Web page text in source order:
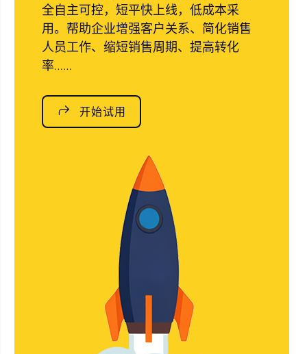
全自主可控，短平快上线，低成本采
用。帮助企业增强客户关系、简化销售
人员工作、缩短销售周期、提高转化
率……
开始试用